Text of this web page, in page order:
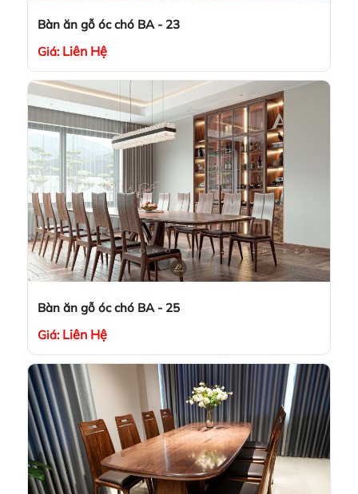
Bàn ăn gỗ óc chó BA - 23
Giá: Liên Hệ
Bàn ăn gỗ óc chó BA - 25
Giá: Liên Hệ